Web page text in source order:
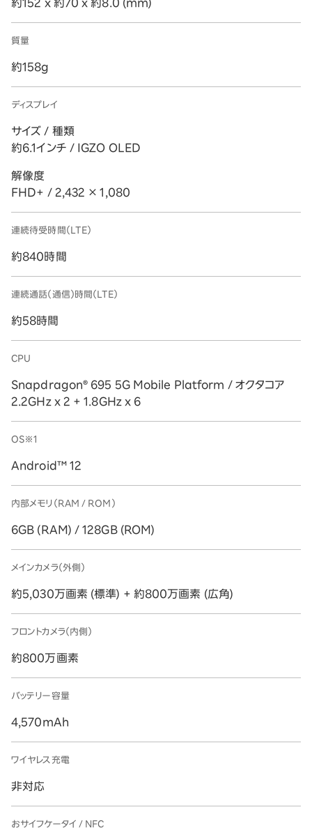
約152 x 約70 x 約8.0 (mm)
質量
約158g
ディスプレイ
サイズ / 種類
約6.1インチ / IGZO OLED
解像度
FHD+ / 2,432 × 1,080
連続待受時間（LTE）
約840時間
連続通話（通信）時間（LTE）
約58時間
CPU
Snapdragon® 695 5G Mobile Platform / オクタコア
2.2GHz x 2 + 1.8GHz x 6
OS※1
Android™ 12
内部メモリ（RAM / ROM）
6GB (RAM) / 128GB (ROM)
メインカメラ（外側）
約5,030万画素 (標準) + 約800万画素 (広角)
フロントカメラ（内側）
約800万画素
バッテリー容量
4,570mAh
ワイヤレス充電
非対応
おサイフケータイ / NFC